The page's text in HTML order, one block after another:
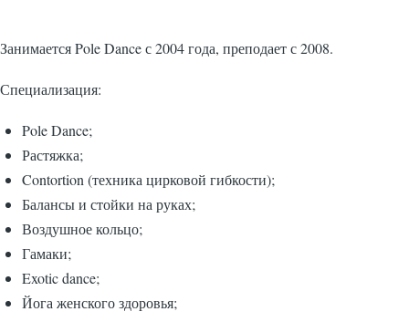
Занимается Pole Dance с 2004 года, преподает с 2008.
Специализация:
Pole Dance;
Растяжка;
Contortion (техника цирковой гибкости);
Балансы и стойки на руках;
Воздушное кольцо;
Гамаки;
Exotic dance;
Йога женского здоровья;